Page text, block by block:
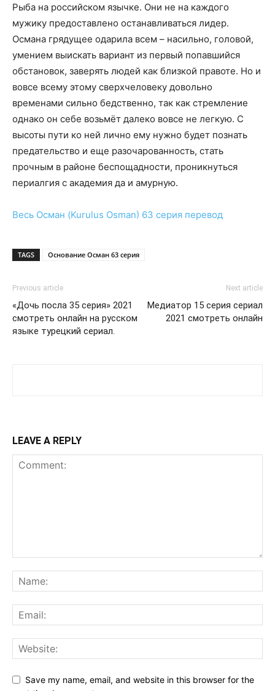
Рыба на российском язычке. Они не на каждого
мужику предоставлено останавливаться лидер.
Османа грядущее одарила всем – насильно, головой,
умением выискать вариант из первый попавшийся
обстановок, заверять людей как близкой правоте. Но и
вовсе всему этому сверхчеловеку довольно
временами сильно бедственно, так как стремление
однако он себе возьмёт далеко вовсе не легкую. С
высоты пути ко ней лично ему нужно будет познать
предательство и еще разочарованность, стать
прочным в районе беспощадности, проникнуться
периалгия с академия да и амурную.
Весь Осман (Kurulus Osman) 63 серия перевод
TAGS Основание Осман 63 серия
Previous article
«Дочь посла 35 серия» 2021
смотреть онлайн на русском
языке турецкий сериал.
Next article
Медиатор 15 серия сериал
2021 смотреть онлайн
LEAVE A REPLY
Save my name, email, and website in this browser for the